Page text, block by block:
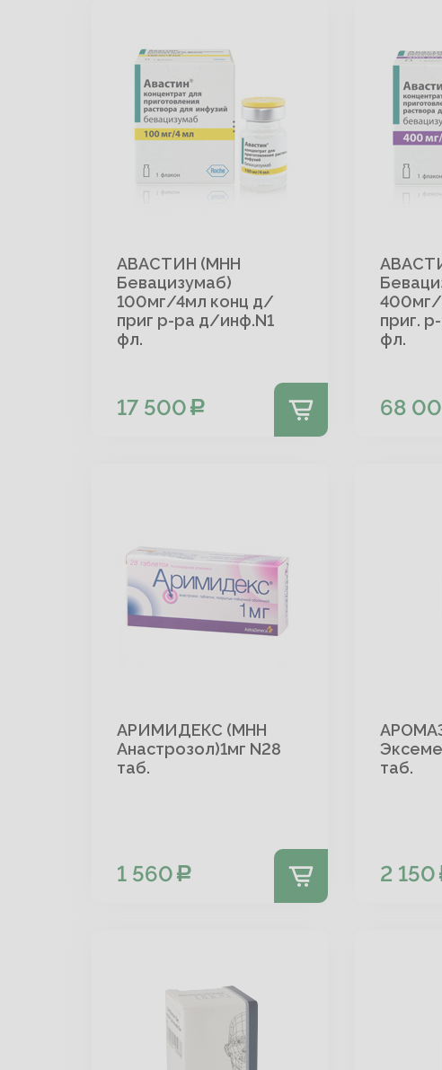
АВАСТИН (МНН
Бевацизумаб)
100мг/4мл конц д/
приг р-ра д/инф.N1
фл.
17 500
400мг/
приг.
фл.
68
АРИМИДЕКС (МНН
Анастрозол)1мг N28
таб.
1 560
таб.
2 150